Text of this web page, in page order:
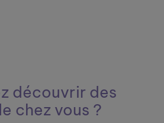
découvrir des
chez vous ?